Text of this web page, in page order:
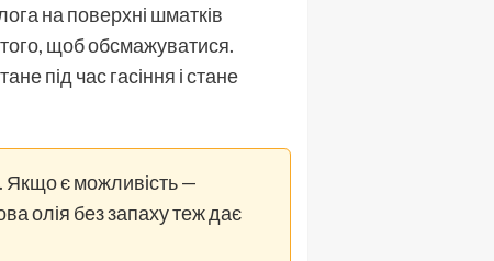
на поверхні шматків
щоб обсмажуватися.
під час гасіння і стане
Якщо є можливість —
олія без запаху теж дає